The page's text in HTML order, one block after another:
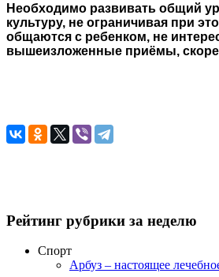
Необходимо развивать общий
культуру, не ограничивая при
общаются с ребенком, не
вышеизложенные приёмы,
Рейтинг рубрики за неделю
Спорт
Арбуз – настоящее